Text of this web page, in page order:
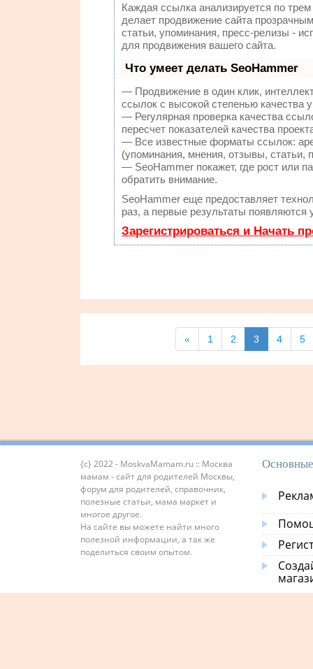
Каждая ссылка анализируется по
делает продвижение сайта
статьи, упоминания, пресс-релизы -
для продвижения вашего сайта.
Что умеет делать SeoHammer
— Продвижение в один клик,
ссылок с высокой степенью качества
— Регулярная проверка качества
пересчет показателей качества
— Все известные форматы ссылок:
(упоминания, мнения, отзывы, статьи,
— SeoHammer покажет, где рост или
обратить внимание.
SeoHammer еще предоставляет
раз, а первые результаты появляются
Зарегистрироваться и Начать
« 1 2 3 4 5
{c} 2022 - MoskvaMamam.ru :: Москва
мамам - сайт для родителей Москвы,
форум для родителей, справочник,
полезные статьи, мама маркет и
многое другое.
На сайте вы можете найти много
полезной информации, а так же
поделиться своим опытом.